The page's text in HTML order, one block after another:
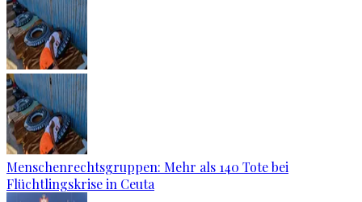
Menschenrechtsgruppen: Mehr als 140 Tote bei
Flüchtlingskrise in Ceuta